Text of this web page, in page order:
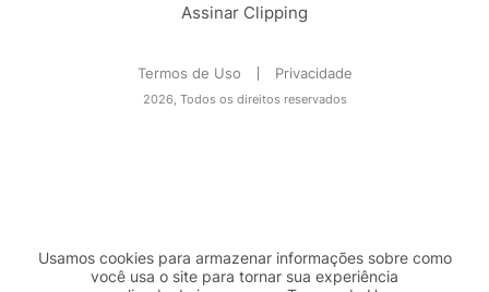
Assinar Clipping
Termos de Uso Privacidade
2026, Todos os direitos reservados
Usamos cookies para armazenar informações sobre como
você usa o site para tornar sua experiência